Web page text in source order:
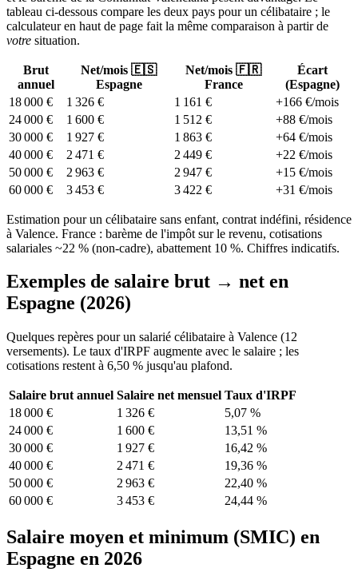
tableau ci-dessous compare les deux pays pour un célibataire ; le
calculateur en haut de page fait la même comparaison à partir de
votre situation.
Brut
annuel
Net/mois 🇪🇸
Espagne
Net/mois 🇫🇷
France
Écart
(Espagne)
18 000 €
1 326 € 1 161 € +166 €/mois
24 000 €
1 600 € 1 512 € +88 €/mois
30 000 €
1 927 € 1 863 € +64 €/mois
40 000 €
2 471 € 2 449 € +22 €/mois
50 000 €
2 963 € 2 947 € +15 €/mois
60 000 €
3 453 € 3 422 € +31 €/mois
Estimation pour un célibataire sans enfant, contrat indéfini, résidence
à Valence. France : barème de l'impôt sur le revenu, cotisations
salariales ~22 % (non-cadre), abattement 10 %. Chiffres indicatifs.
Exemples de salaire brut → net en
Espagne (2026)
Quelques repères pour un salarié célibataire à Valence (12
versements). Le taux d'IRPF augmente avec le salaire ; les
cotisations restent à 6,50 % jusqu'au plafond.
Salaire brut annuel Salaire net mensuel Taux d'IRPF
18 000 €
1 326 € 5,07 %
24 000 €
1 600 € 13,51 %
30 000 €
1 927 € 16,42 %
40 000 €
2 471 € 19,36 %
50 000 €
2 963 € 22,40 %
60 000 €
3 453 € 24,44 %
Salaire moyen et minimum (SMIC) en
Espagne en 2026